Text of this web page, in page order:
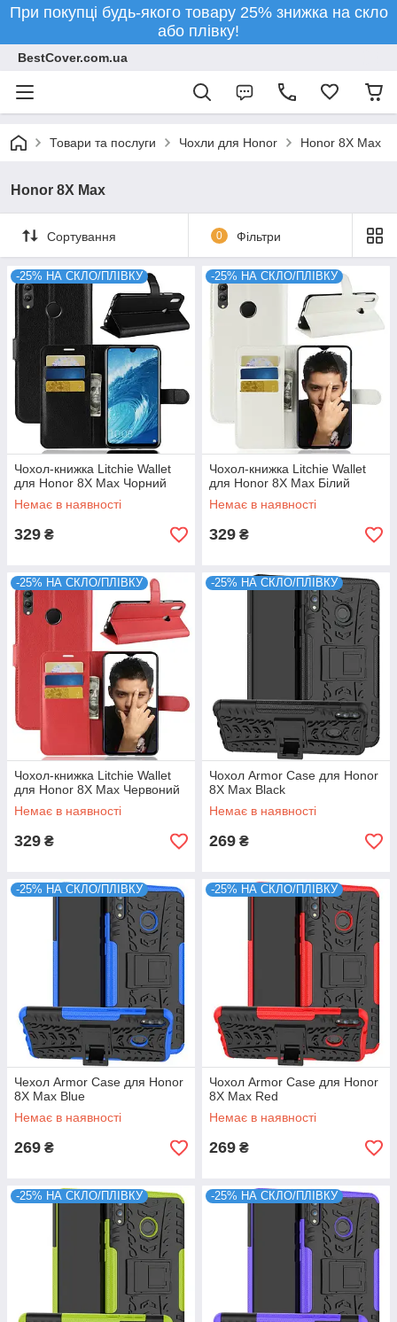
При покупці будь-якого товару 25% знижка на скло
або плівку!
BestCover.com.ua
Товари та послуги Чохли для Honor Honor 8X Max
Honor 8X Max
Сортування 0 Фільтри
-25% НА СКЛО/ПЛІВКУ
Чохол-книжка Litchie Wallet
для Honor 8X Max Чорний
Немає в наявності
329 ₴
-25% НА СКЛО/ПЛІВКУ
Чохол-книжка Litchie Wallet
для Honor 8X Max Білий
Немає в наявності
329 ₴
-25% НА СКЛО/ПЛІВКУ
Чохол-книжка Litchie Wallet
для Honor 8X Max Червоний
Немає в наявності
329 ₴
-25% НА СКЛО/ПЛІВКУ
Чохол Armor Case для Honor
8X Max Black
Немає в наявності
269 ₴
-25% НА СКЛО/ПЛІВКУ
Чехол Armor Case для Honor
8X Max Blue
Немає в наявності
269 ₴
-25% НА СКЛО/ПЛІВКУ
Чохол Armor Case для Honor
8X Max Red
Немає в наявності
269 ₴
-25% НА СКЛО/ПЛІВКУ -25% НА СКЛО/ПЛІВКУ